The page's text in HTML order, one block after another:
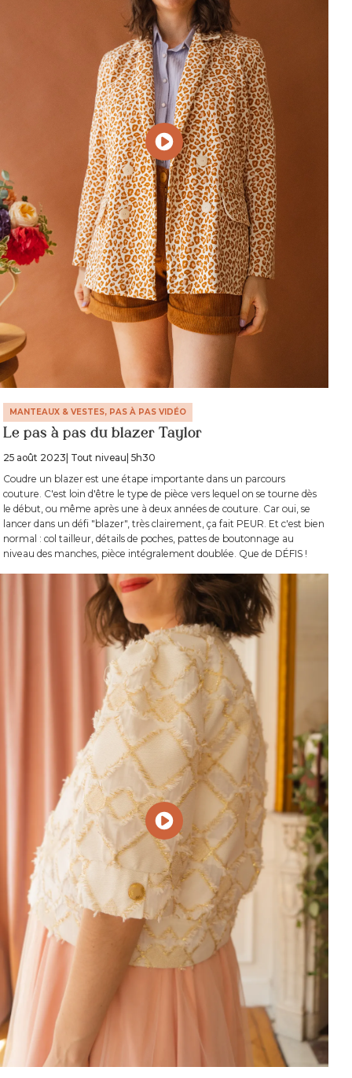
MANTEAUX & VESTES, PAS À PAS VIDÉO
Le pas à pas du blazer Taylor
25 août 2023 | Tout niveau | 5h30
Coudre un blazer est une étape importante dans un parcours
couture. C'est loin d'être le type de pièce vers lequel on se tourne dès
le début, ou même après une à deux années de couture. Car oui, se
lancer dans un défi "blazer", très clairement, ça fait PEUR. Et c'est bien
normal : col tailleur, détails de poches, pattes de boutonnage au
niveau des manches, pièce intégralement doublée. Que de DÉFIS !